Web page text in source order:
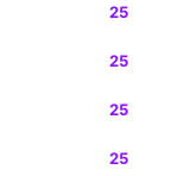
25
25
25
25